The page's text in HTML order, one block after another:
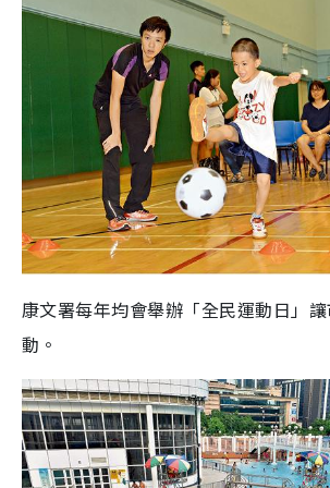
康文署每年均會舉辦「全民運動日」
動。